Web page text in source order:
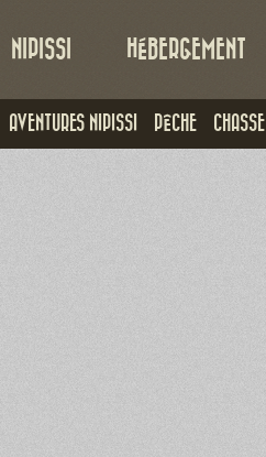
NIPISSI
AVENTURES NIPISSI PÊCHE CHASSE
HÉBERGEMENT